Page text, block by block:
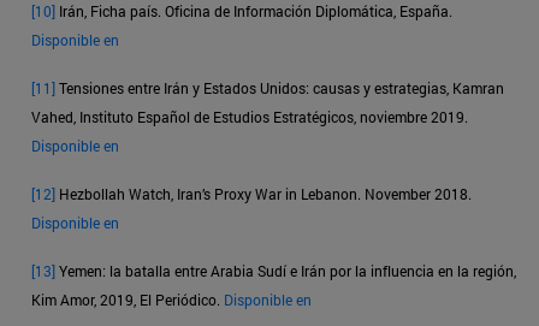
[10] Irán, Ficha país. Oficina de Información Diplomática, España.
Disponible en
[11]Tensiones entre Irán y Estados Unidos: causas y estrategias, Kamran
Vahed, Instituto Español de Estudios Estratégicos, noviembre 2019.
Disponible en
[12] Hezbollah Watch, Iran’s Proxy War in Lebanon. November 2018.
Disponible en
[13]Yemen: la batalla entre Arabia Sudí e Irán por la influencia en la región,
Kim Amor, 2019, El Periódico. Disponible en